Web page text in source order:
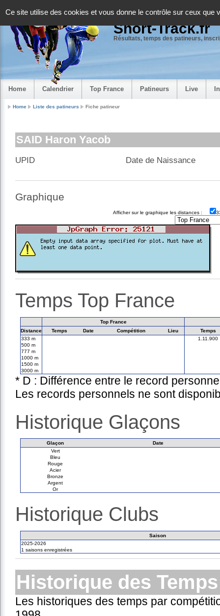
Ce site utilise des cookies et vous donne le contrôle sur ceux que
Short-Track.fr
Résultats, temps des patineurs,
Home Calendrier Top France Patineurs Live
Home Liste des patineurs Fiche patineur
SAID Haron Yacob
UPID Date de Naissance
Graphique
Afficher sur le graphique les distances :
Temps Top France
Top France
Distance
Temps Date Compétition Lieu
Temps
333 m
1.11.900
500 m
777 m
1000 m
1500 m
3000 m
* D : Différence entre le record
Les records personnels ne sont
Historique Glaçons
Glaçon
Date
Vert
Bleu
Rouge
Acier
Bronze
Argent
Or
Historique Clubs
Saison
2025-2026
1 saisons enregistrées
Historique des Temps
Les historiques des temps par